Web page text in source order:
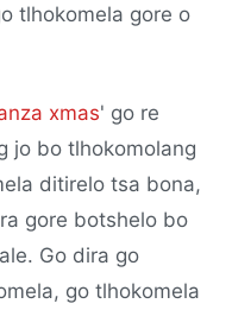
tlhokomela gore o
xmas' go re
jo bo tlhokomolang
ditirelo tsa bona,
gore botshelo bo
Go dira go
go tlhokomela